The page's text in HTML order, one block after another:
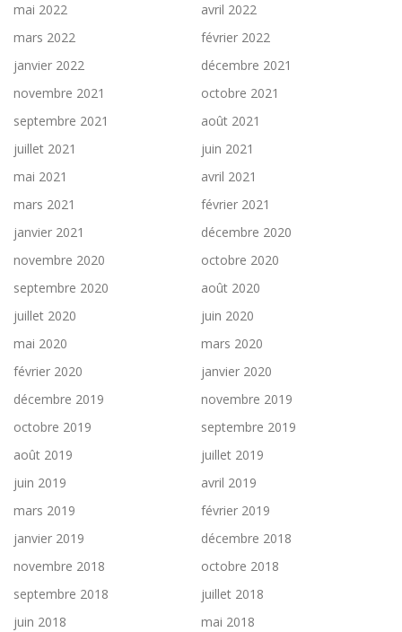
mai 2022
avril 2022
mars 2022
février 2022
janvier 2022
décembre 2021
novembre 2021
octobre 2021
septembre 2021
août 2021
juillet 2021
juin 2021
mai 2021
avril 2021
mars 2021
février 2021
janvier 2021
décembre 2020
novembre 2020
octobre 2020
septembre 2020
août 2020
juillet 2020
juin 2020
mai 2020
mars 2020
février 2020
janvier 2020
décembre 2019
novembre 2019
octobre 2019
septembre 2019
août 2019
juillet 2019
juin 2019
avril 2019
mars 2019
février 2019
janvier 2019
décembre 2018
novembre 2018
octobre 2018
septembre 2018
juillet 2018
juin 2018
mai 2018